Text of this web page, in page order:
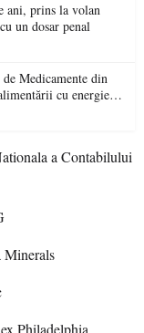
ani, prins la volan
un dosar penal
Medicamente din
cu energie
pune în pericol